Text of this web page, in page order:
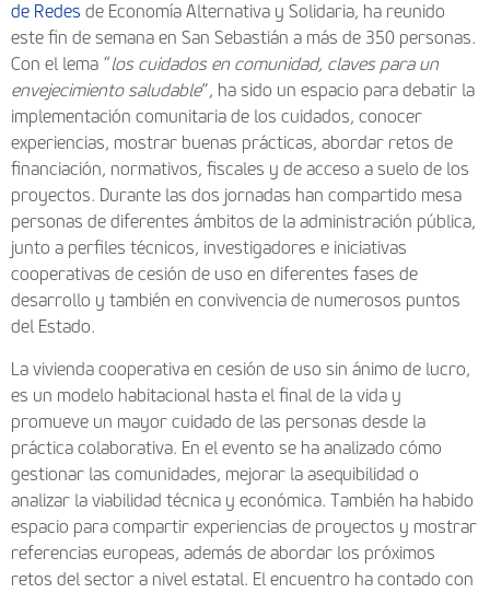
de Redes de Economía Alternativa y Solidaria, ha reunido
este fin de semana en San Sebastián a más de 350 personas.
Con el lema “los cuidados en comunidad, claves para un
envejecimiento saludable”, ha sido un espacio para debatir la
implementación comunitaria de los cuidados, conocer
experiencias, mostrar buenas prácticas, abordar retos de
financiación, normativos, fiscales y de acceso a suelo de los
proyectos. Durante las dos jornadas han compartido mesa
personas de diferentes ámbitos de la administración pública,
junto a perfiles técnicos, investigadores e iniciativas
cooperativas de cesión de uso en diferentes fases de
desarrollo y también en convivencia de numerosos puntos
del Estado.
La vivienda cooperativa en cesión de uso sin ánimo de lucro,
es un modelo habitacional hasta el final de la vida y
promueve un mayor cuidado de las personas desde la
práctica colaborativa. En el evento se ha analizado cómo
gestionar las comunidades, mejorar la asequibilidad o
analizar la viabilidad técnica y económica. También ha habido
espacio para compartir experiencias de proyectos y mostrar
referencias europeas, además de abordar los próximos
retos del sector a nivel estatal. El encuentro ha contado con